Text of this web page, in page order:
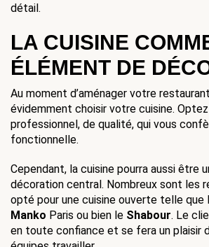
détail.
LA CUISINE
ÉLÉMENT DE
Au moment d’aménager votre
évidemment choisir votre cuisine.
professionnel, de qualité, qui vous
fonctionnelle.
Cependant, la cuisine pourra aussi être
décoration central. Nombreux sont les
Manko Paris ou bien le Shabour. Le
en toute confiance et se fera un plaisir